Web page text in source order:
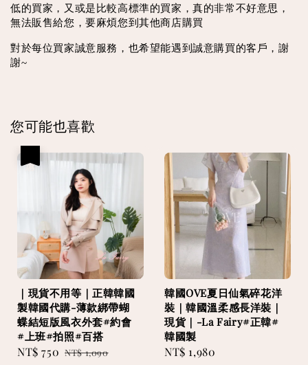
低的買家，又或是比較高標準的買家，真的非常不好意思，
無法販售給您，要麻煩您到其他商店購買
對於每位買家誠意服務，也希望能遇到誠意購買的客戶，謝
謝~
您可能也喜歡
｜現貨不用等｜正韓韓國
製韓國代購-薄款綁帶蝴
蝶結短版風衣外套#約會
#上班#拍照#百搭
Sale
NT$ 750 Regular
NT$ 1,090
韓國OVE夏日仙氣碎花洋
裝｜韓國溫柔感長洋裝｜
現貨｜-La Fairy#正韓#
韓國製
Regular
NT$ 1,980